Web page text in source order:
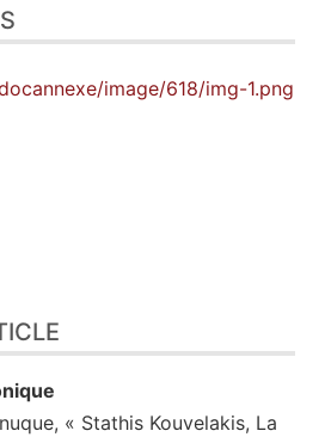
image/618/img-1.png
, « Stathis Kouvelakis, La